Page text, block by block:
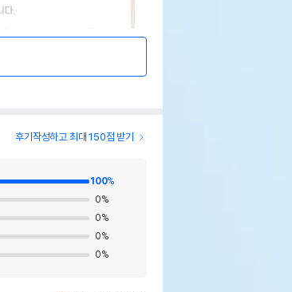
후기작성하고 최대 150점 받기
100%
0%
0%
0%
0%